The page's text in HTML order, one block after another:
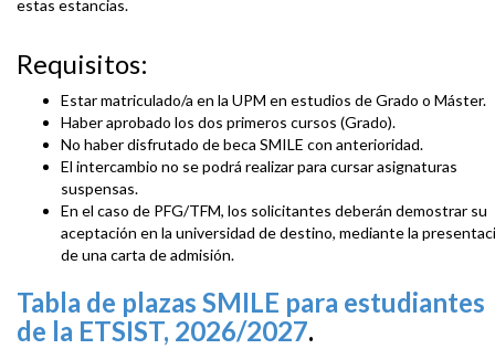
estas estancias.
Requisitos:
Estar matriculado/a en la UPM en estudios de Grado o Máster.
Haber aprobado los dos primeros cursos (Grado).
No haber disfrutado de beca SMILE con anterioridad.
El intercambio no se podrá realizar para cursar asignaturas
suspensas.
En el caso de PFG/TFM, los solicitantes deberán demostrar su
aceptación en la universidad de destino, mediante la
de una carta de admisión.
Tabla de plazas SMILE para estudiantes
de la ETSIST, 2026/2027.